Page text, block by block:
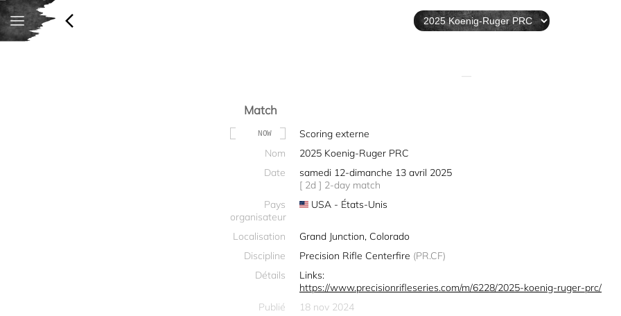
—
Match
NOW
Scoring externe
Nom
2025 Koenig-Ruger PRC
Date
samedi 12-dimanche 13 avril 2025
[ 2d ] 2-day match
Pays
organisateur
USA - États-Unis
Localisation
Grand Junction, Colorado
Discipline
Precision Rifle Centerfire (PR.CF)
Détails
Links:
https://www.precisionrifleseries.com/m/6228/2025-koenig-ruger-prc/
Publié
18 nov 2024